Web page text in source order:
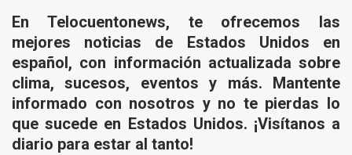
En Telocuentonews, te ofrecemos las
mejores noticias de Estados Unidos en
español, con información actualizada sobre
clima, sucesos, eventos y más. Mantente
informado con nosotros y no te pierdas lo
que sucede en Estados Unidos. ¡Visítanos a
diario para estar al tanto!